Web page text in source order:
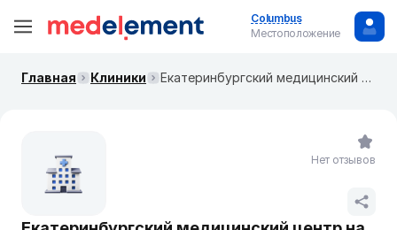
Columbus
Местоположение
Главная Клиники Екатеринбургский медицинский центр на Родонитовой
Нет отзывов